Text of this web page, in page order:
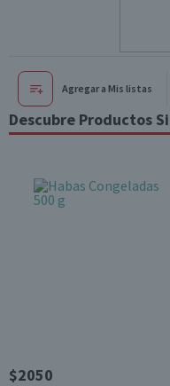
Agregar a Mis listas
Descubre Productos
$2050